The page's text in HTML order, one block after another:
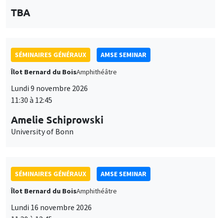
SÉMINAIRES GÉNÉRAUX
AMSE SEMINAR
Îlot Bernard du BoisAmphithéâtre
11:30 à 12:45
University of Bonn
SÉMINAIRES GÉNÉRAUX
AMSE SEMINAR
Îlot Bernard du BoisAmphithéâtre
11:30 à 12:45
des
personnelles
et
des
cookies
contenus multimédias. Vous êtes libre d’accepter, de refuser ou de
politique de confidentialité.
Personnaliser